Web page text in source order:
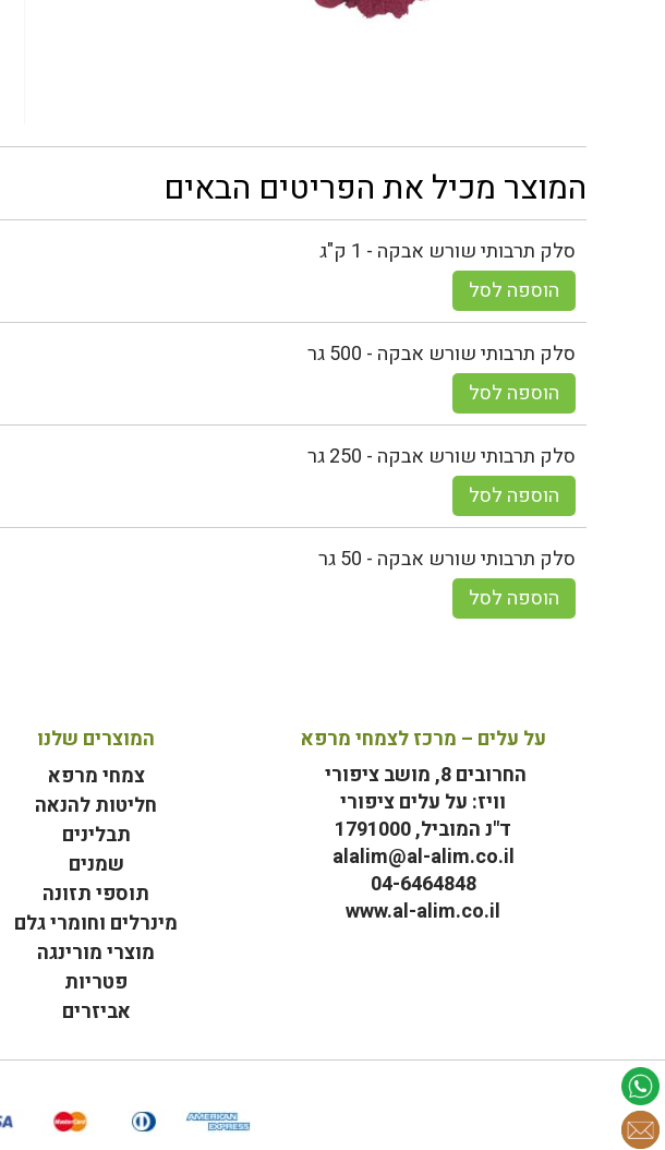
המוצר מכיל את הפריטים הבאים
סלק תרבותי שורש אבקה - 1 ק"ג
הוספה לסל
סלק תרבותי שורש אבקה - 500 גר
הוספה לסל
סלק תרבותי שורש אבקה - 250 גר
הוספה לסל
סלק תרבותי שורש אבקה - 50 גר
הוספה לסל
על עלים – מרכז לצמחי מרפא
החרובים 8, מושב ציפורי
וויז: על עלים ציפורי
ד"נ המוביל, 1791000
alalim@al-alim.co.il
04-6464848
www.al-alim.co.il
המוצרים שלנו
צמחי מרפא
חליטות להנאה
תבלינים
שמנים
תוספי תזונה
מינרלים וחומרי גלם
מוצרי מורינגה
פטריות
אביזרים